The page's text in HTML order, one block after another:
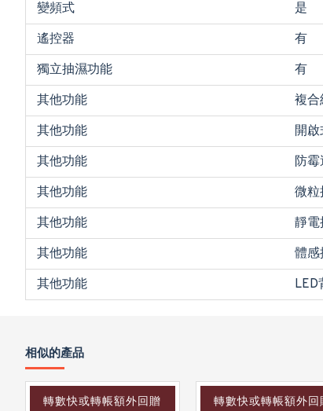
變頻式
是
遙控器
有
獨立抽濕功能
有
其他功能
複合
其他功能
開
其他功能
防
其他功能
微粒
其他功能
靜電
其他功能
體感
其他功能
LED
相似的產品
轉數快或轉帳額外回贈
轉數快或轉帳額外回